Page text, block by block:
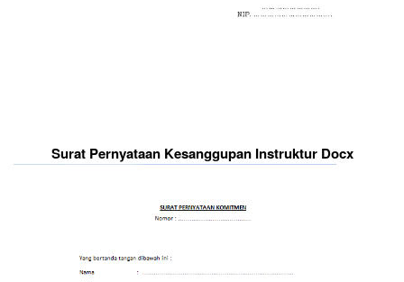
Surat Pernyataan Kesanggupan Instruktur Docx